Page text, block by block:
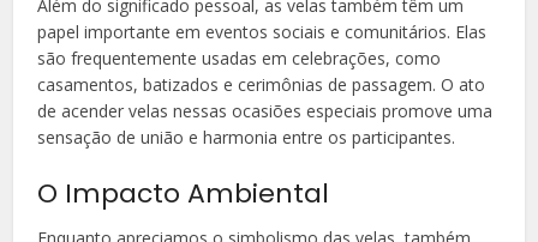
Além do significado pessoal, as velas também têm um
papel importante em eventos sociais e comunitários. Elas
são frequentemente usadas em celebrações, como
casamentos, batizados e cerimônias de passagem. O ato
de acender velas nessas ocasiões especiais promove uma
sensação de união e harmonia entre os participantes.
O Impacto Ambiental
Enquanto apreciamos o simbolismo das velas, também